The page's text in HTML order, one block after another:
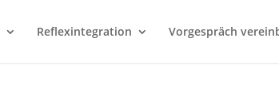
Reflexintegration Vorgespräch